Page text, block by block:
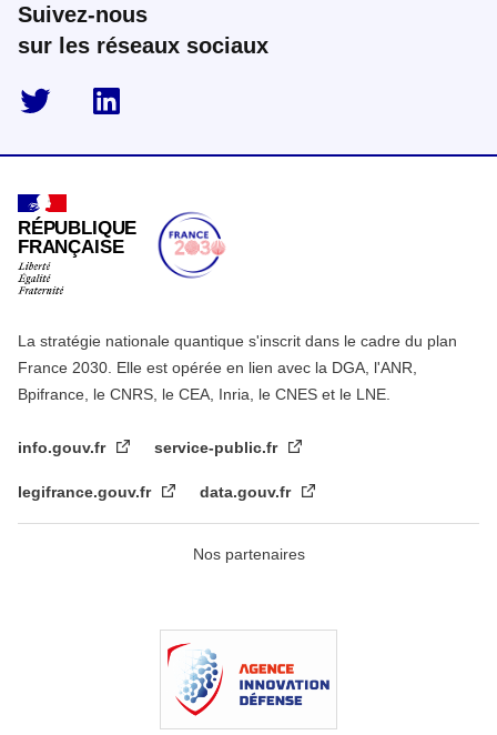
Suivez-nous
sur les réseaux sociaux
twitter
RÉPUBLIQUE
FRANÇAISE
La stratégie nationale quantique s'inscrit dans le cadre du plan
France 2030. Elle est opérée en lien avec la DGA, l'ANR,
Bpifrance, le CNRS, le CEA, Inria, le CNES et le LNE.
info.gouv.fr service-public.fr
legifrance.gouv.fr data.gouv.fr
Nos partenaires